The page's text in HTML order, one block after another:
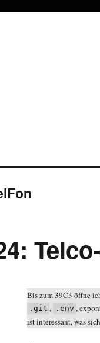
Bis zum 39C3 öffne
.git , .env ,
ist interessant, was